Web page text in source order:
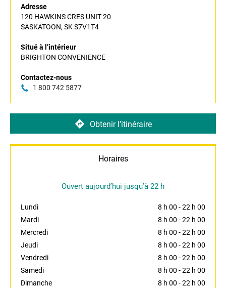
Adresse
120 HAWKINS CRES UNIT 20
SASKATOON, SK S7V1T4
Situé à l’intérieur
BRIGHTON CONVENIENCE
Contactez-nous
1 800 742 5877
Obtenir l’itinéraire
Horaires
Ouvert aujourd’hui jusqu’à 22 h
Lundi 8 h 00 -22 h 00
Mardi
8 h 00 -22 h 00
Mercredi
8 h 00 -22 h 00
Jeudi
8 h 00 -22 h 00
Vendredi
8 h 00 -22 h 00
Samedi
8 h 00 -22 h 00
Dimanche
8 h 00 -22 h 00